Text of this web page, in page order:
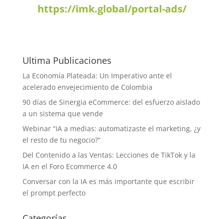
https://imk.global/portal-ads/
Ultima Publicaciones
La Economía Plateada: Un Imperativo ante el
acelerado envejecimiento de Colombia
90 días de Sinergia eCommerce: del esfuerzo aislado
a un sistema que vende
Webinar “IA a medias: automatizaste el marketing, ¿y
el resto de tu negocio?”
Del Contenido a las Ventas: Lecciones de TikTok y la
IA en el Foro Ecommerce 4.0
Conversar con la IA es más importante que escribir
el prompt perfecto